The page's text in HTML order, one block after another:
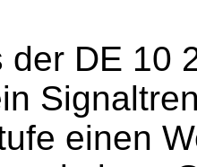
der DE 10
einen